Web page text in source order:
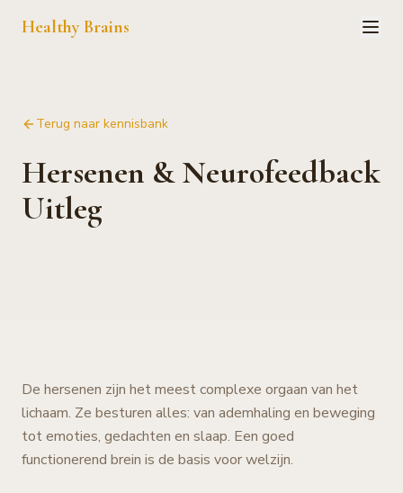
Healthy Brains
Terug naar kennisbank
Hersenen & Neurofeedback
Uitleg
De hersenen zijn het meest complexe orgaan van het
lichaam. Ze besturen alles: van ademhaling en beweging
tot emoties, gedachten en slaap. Een goed
functionerend brein is de basis voor welzijn.